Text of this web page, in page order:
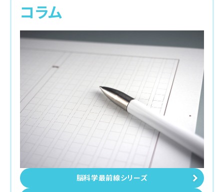
コラム
脳科学最前線シリーズ